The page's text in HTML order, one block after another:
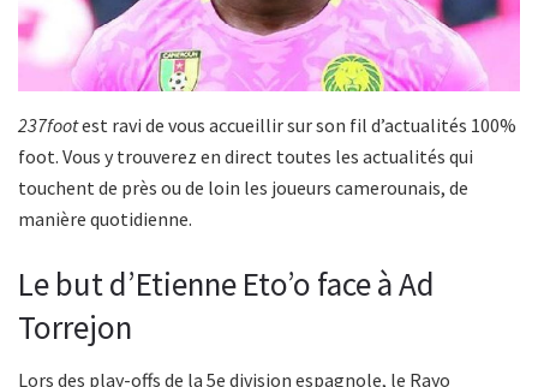
237footest ravi de vous accueillir sur son fil d’actualités 100%
foot. Vous y trouverez en direct toutes les actualités qui
touchent de près ou de loin les joueurs camerounais, de
manière quotidienne.
Le but d’Etienne Eto’o face à Ad
Torrejon
Lors des play-offs de la 5e division espagnole, le Rayo